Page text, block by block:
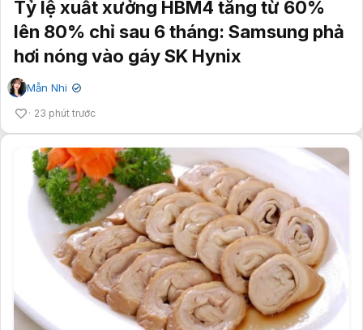
Tỷ lệ xuất xưởng HBM4 tăng từ 60%
lên 80% chỉ sau 6 tháng: Samsung phả
hơi nóng vào gáy SK Hynix
Mẫn Nhi ✔
23 phút trước